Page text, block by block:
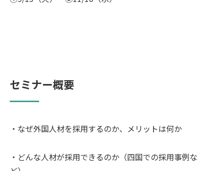
セミナー概要
・なぜ外国人材を採用するのか、メリットは何か
・どんな人材が採用できるのか（四国での採用事例な